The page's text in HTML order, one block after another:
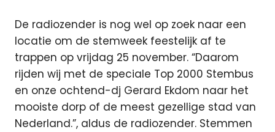
De radiozender is nog wel op zoek naar een
locatie om de stemweek feestelijk af te
trappen op vrijdag 25 november. “Daarom
rijden wij met de speciale Top 2000 Stembus
en onze ochtend-dj Gerard Ekdom naar het
mooiste dorp of de meest gezellige stad van
Nederland.”, aldus de radiozender. Stemmen